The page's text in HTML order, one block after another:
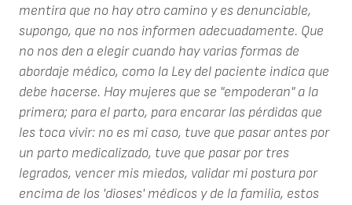
mentira que no hay otro camino y es denunciable,
supongo, que no nos informen adecuadamente. Que
no nos den a elegir cuando hay varias formas de
abordaje médico, como la Ley del paciente indica que
debe hacerse. Hay mujeres que se "empoderan" a la
primera; para el parto, para encarar las pérdidas que
les toca vivir: no es mi caso, tuve que pasar antes por
un parto medicalizado, tuve que pasar por tres
legrados, vencer mis miedos, validar mi postura por
encima de los 'dioses' médicos y de la familia, estos